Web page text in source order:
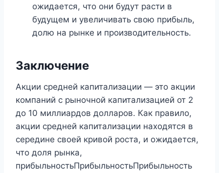
ожидается, что они будут расти в
будущем и увеличивать свою прибыль,
долю на рынке и производительность.
Заключение
Акции средней капитализации — это акции
компаний с рыночной капитализацией от 2
до 10 миллиардов долларов. Как правило,
акции средней капитализации находятся в
середине своей кривой роста, и ожидается,
что доля рынка,
прибыльностьПрибыльностьПрибыльность